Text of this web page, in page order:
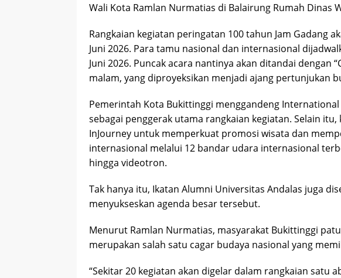
Wali Kota Ramlan Nurmatias di Balairung Rumah Dinas
Rangkaian kegiatan peringatan 100 tahun Jam Gadang
Juni 2026. Para tamu nasional dan internasional
Juni 2026. Puncak acara nantinya akan ditandai dengan
malam, yang diproyeksikan menjadi ajang pertunjukan
Pemerintah Kota Bukittinggi menggandeng
sebagai penggerak utama rangkaian kegiatan. Selain
InJourney untuk memperkuat promosi wisata dan
internasional melalui 12 bandar udara internasional
hingga videotron.
Tak hanya itu, Ikatan Alumni Universitas Andalas juga
menyukseskan agenda besar tersebut.
Menurut Ramlan Nurmatias, masyarakat Bukittinggi
merupakan salah satu cagar budaya nasional yang
“Sekitar 20 kegiatan akan digelar dalam rangkaian satu